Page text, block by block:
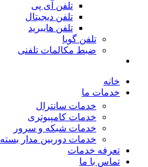
تلفن آی پی
تلفن دیجیتال
تلفن هایبرید
تلفن گویا
ضبط مکالمات تلفنی
خانه
خدمات ما
خدمات سانترال
خدمات کامپیوتری
خدمات شبکه و سرور
خدمات دوربین مدار بسته
تعرفه خدمات
تماس با ما